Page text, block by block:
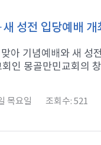
성전 입당예배 개
아 기념예배와 새 성
인 몽골만민교회의
목요일 조회수: 521